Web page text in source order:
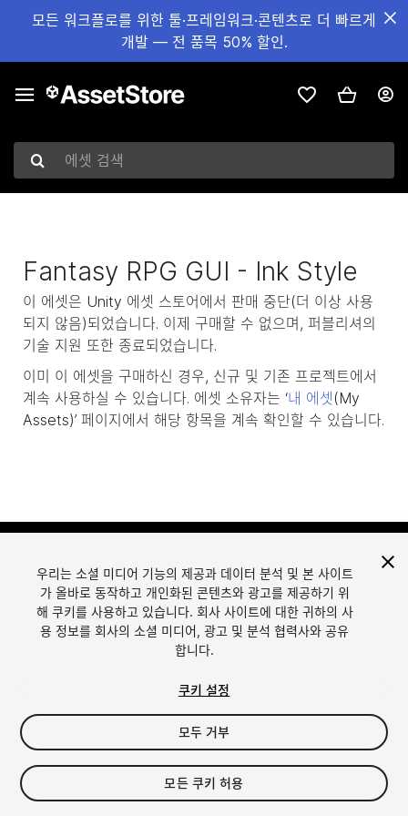
모든 워크플로를 위한 툴·프레임워크·콘텐츠로 더 빠르게
개발 — 전 품목 50% 할인.
에셋 검색
Fantasy RPG GUI - Ink Style
이 에셋은 Unity 에셋 스토어에서 판매 중단(더 이상 사용
되지 않음)되었습니다. 이제 구매할 수 없으며, 퍼블리셔의
기술 지원 또한 종료되었습니다.
이미 이 에셋을 구매하신 경우, 신규 및 기존 프로젝트에서
계속 사용하실 수 있습니다. 에셋 소유자는 ‘내 에셋 (My
Assets)’ 페이지에서 해당 항목을 계속 확인할 수 있습니다.
한국어
日本語
Unity에서 에셋 판매
Sell Assets
에셋 스토어 툴
퍼블리셔 로그인
자주 묻는 질문
우리는 소셜 미디어 기능의 제공과 데이터 분석 및 본 사이트
가 올바로 동작하고 개인화된 콘텐츠와 광고를 제공하기 위
해 쿠키를 사용하고 있습니다. 회사 사이트에 대한 귀하의 사
용 정보를 회사의 소셜 미디어, 광고 및 분석 협력사와 공유
합니다.
쿠키 설정
모두 거부
모든 쿠키 허용